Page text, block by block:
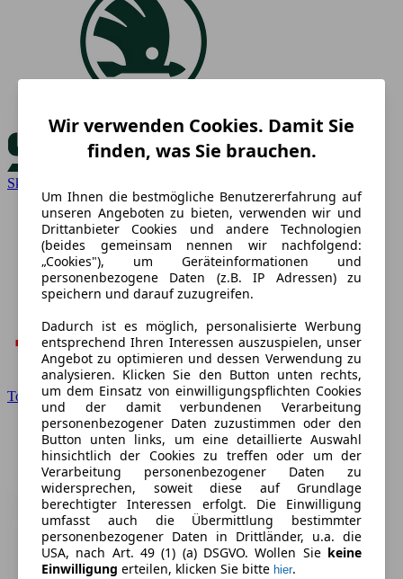
Skoda
Toyota
Wir verwenden Cookies. Damit Sie
finden, was Sie brauchen.
Um Ihnen die bestmögliche Benutzererfahrung auf
unseren Angeboten zu bieten, verwenden wir und
Drittanbieter Cookies und andere Technologien
(beides gemeinsam nennen wir nachfolgend:
„Cookies"), um Geräteinformationen und
personenbezogene Daten (z.B. IP Adressen) zu
speichern und darauf zuzugreifen.
Dadurch ist es möglich, personalisierte Werbung
entsprechend Ihren Interessen auszuspielen, unser
Angebot zu optimieren und dessen Verwendung zu
analysieren. Klicken Sie den Button unten rechts,
um dem Einsatz von einwilligungspflichten Cookies
und der damit verbundenen Verarbeitung
personenbezogener Daten zuzustimmen oder den
Button unten links, um eine detaillierte Auswahl
hinsichtlich der Cookies zu treffen oder um der
Verarbeitung personenbezogener Daten zu
widersprechen, soweit diese auf Grundlage
berechtigter Interessen erfolgt. Die Einwilligung
umfasst auch die Übermittlung bestimmter
personenbezogener Daten in Drittländer, u.a. die
USA, nach Art. 49 (1) (a) DSGVO. Wollen Sie keine
Einwilligung erteilen, klicken Sie bitte hier.